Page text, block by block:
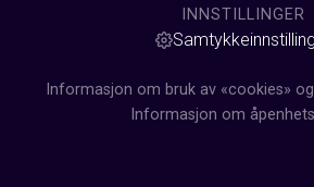
INNSTILLINGER
Informasjon om bruk av «cookies»
Informasjon om